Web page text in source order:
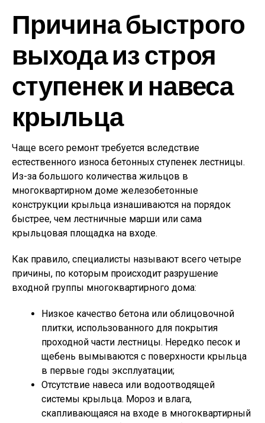
Причина быстрого
выхода из строя
ступенек и навеса
крыльца
Чаще всего ремонт требуется вследствие
естественного износа бетонных ступенек лестницы.
Из-за большого количества жильцов в
многоквартирном доме железобетонные
конструкции крыльца изнашиваются на порядок
быстрее, чем лестничные марши или сама
крыльцовая площадка на входе.
Как правило, специалисты называют всего четыре
причины, по которым происходит разрушение
входной группы многоквартирного дома:
Низкое качество бетона или облицовочной
плитки, использованного для покрытия
проходной части лестницы. Нередко песок и
щебень вымываются с поверхности крыльца
в первые годы эксплуатации;
Отсутствие навеса или водоотводящей
системы крыльца. Мороз и влага,
скапливающаяся на входе в многоквартирный